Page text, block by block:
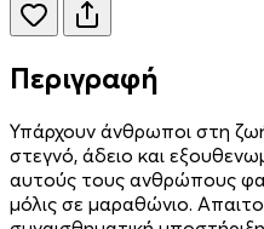
Περιγραφή
Υπάρχουν άνθρωποι στη
στεγνό, άδειο και
αυτούς τους ανθρώπους
μόλις σε μαραθώνιο.